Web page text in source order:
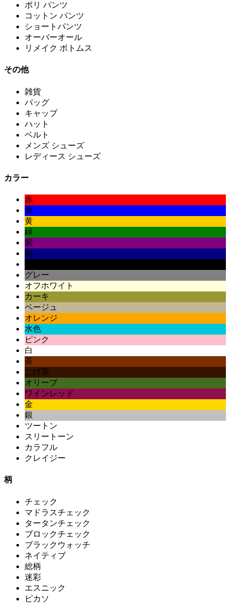
ポリ パンツ
コットン パンツ
ショートパンツ
オーバーオール
リメイク ボトムス
その他
雑貨
バッグ
キャップ
ハット
ベルト
メンズ シューズ
レディース シューズ
カラー
赤
青
黄
緑
紫
紺
グレー
オフホワイト
カーキ
ベージュ
オレンジ
水色
ピンク
白
茶
こげ茶
オリーブ
ワインレッド
金
銀
ツートン
スリートーン
カラフル
クレイジー
柄
チェック
マドラスチェック
タータンチェック
ブロックチェック
ブラックウォッチ
ネイティブ
総柄
迷彩
エスニック
ピカソ